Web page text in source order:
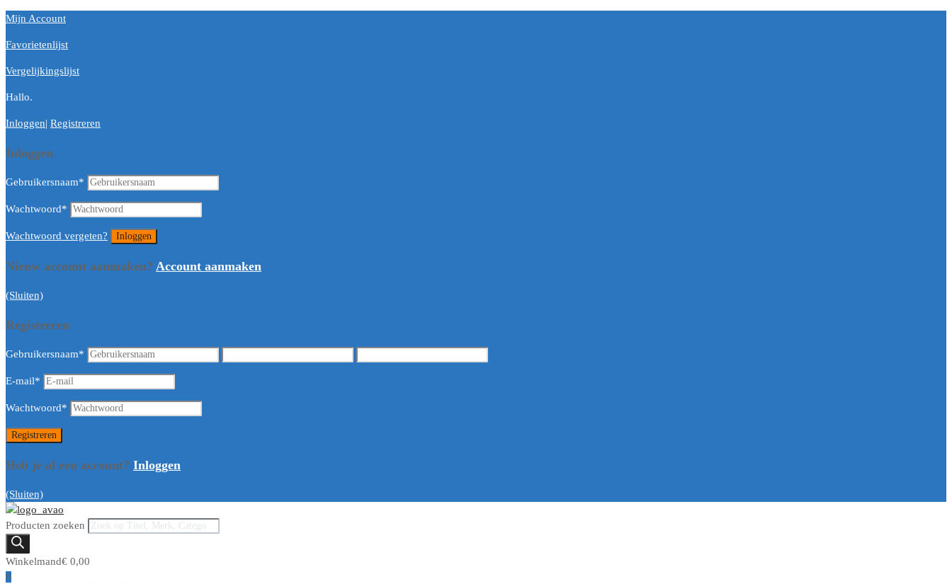
Mijn Account
Favorietenlijst
Vergelijkingslijst
Hallo.
Inloggen| Registreren
Inloggen
Gebruikersnaam*
Wachtwoord*
Wachtwoord vergeten?
Nieuw account aanmaken? Account aanmaken
(Sluiten)
Registreren
Gebruikersnaam*
E-mail*
Wachtwoord*
Heb je al een account? Inloggen
(Sluiten)
Producten zoeken
Winkelmand€ 0,00
0